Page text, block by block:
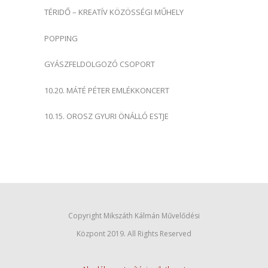
TÉRIDŐ – KREATÍV KÖZÖSSÉGI MŰHELY
POPPING
GYÁSZFELDOLGOZÓ CSOPORT
10.20. MÁTÉ PÉTER EMLÉKKONCERT
10.15. OROSZ GYURI ÖNÁLLÓ ESTJE
Copyright Mikszáth Kálmán Művelődési
Központ 2019. All Rights Reserved